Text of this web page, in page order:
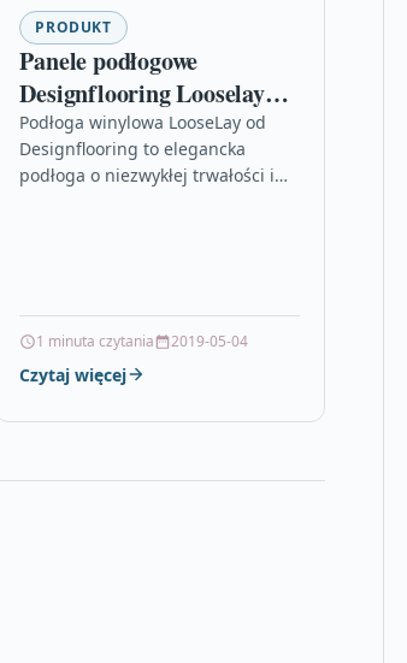
PRODUKT
Panele podłogowe
Designflooring Looselay
Arizona Llt200 3930
Podłoga winylowa LooseLay od
Designflooring to elegancka
podłoga o niezwykłej trwałości i
1 minuta czytania 2019-05-04
Czytaj więcej